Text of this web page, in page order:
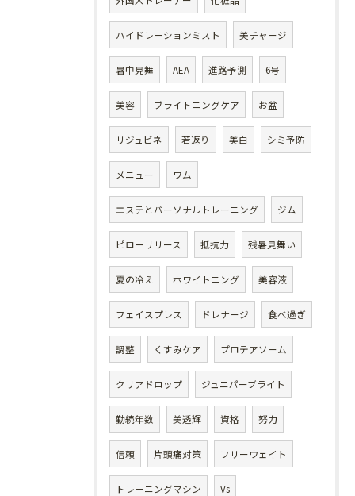
ハイドレーションミスト 美チャージ
暑中見舞 AEA 進路予測 6号
美容 ブライトニングケア お盆
リジュビネ 若返り 美白 シミ予防
メニュー ワム
エステとパーソナルトレーニング ジム
ピローリリース 抵抗力 残暑見舞い
夏の冷え ホワイトニング 美容液
フェイスプレス ドレナージ 食べ過ぎ
調整 くすみケア プロテアソーム
クリアドロップ ジュニパーブライト
勤続年数 美透輝 資格 努力
信頼 片頭痛対策 フリーウェイト
トレーニングマシン Vs